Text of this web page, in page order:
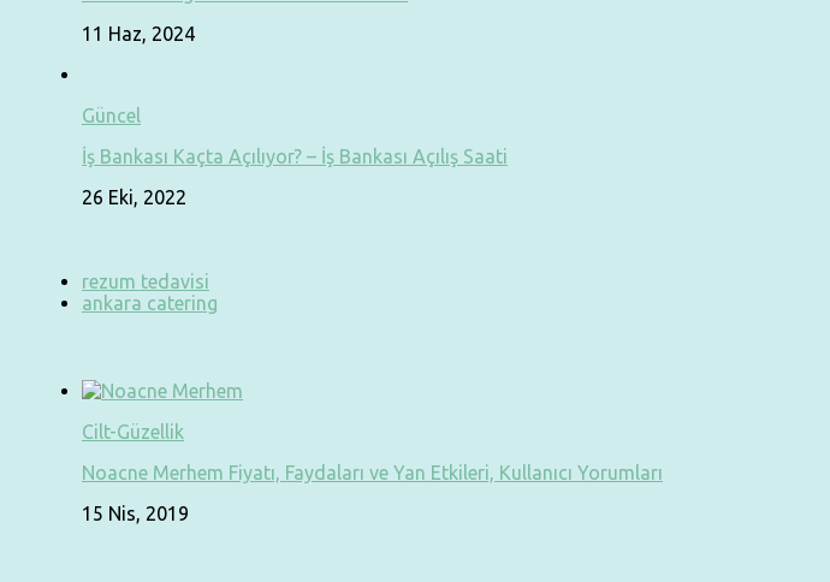
11 Haz, 2024
Güncel
İş Bankası Kaçta Açılıyor? – İş Bankası Açılış Saati
26 Eki, 2022
rezum tedavisi
ankara catering
Cilt-Güzellik
Noacne Merhem Fiyatı, Faydaları ve Yan Etkileri, Kullanıcı Yorumları
15 Nis, 2019